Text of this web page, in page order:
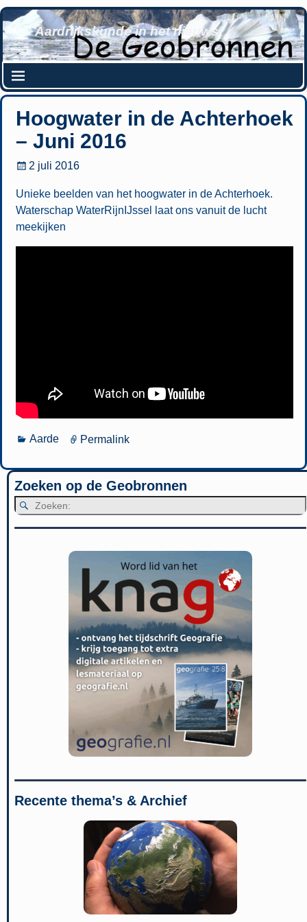
Aardrijkskunde in het nieuws
Hoogwater in de Achterhoek
– Juni 2016
2 juli 2016
Unieke beelden van het hoogwater in de Achterhoek.
Waterschap WaterRijnIJssel laat ons vanuit de lucht
meekijken
Aarde Permalink
Zoeken op de Geobronnen
Recente thema’s & Archief